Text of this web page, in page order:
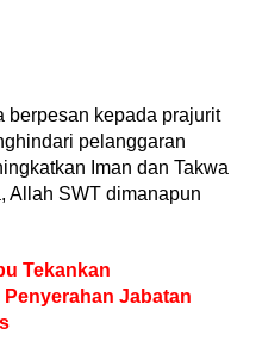
berpesan kepada prajurit
pelanggaran
Iman dan Takwa
Allah SWT dimanapun
Tekankan
Jabatan